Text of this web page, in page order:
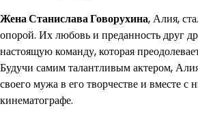
Жена Станислава Говорухина, Алия,
опорой. Их любовь и преданность друг
настоящую команду, которая
Будучи самим талантливым актером,
своего мужа в его творчестве и вместе с
кинематографе.